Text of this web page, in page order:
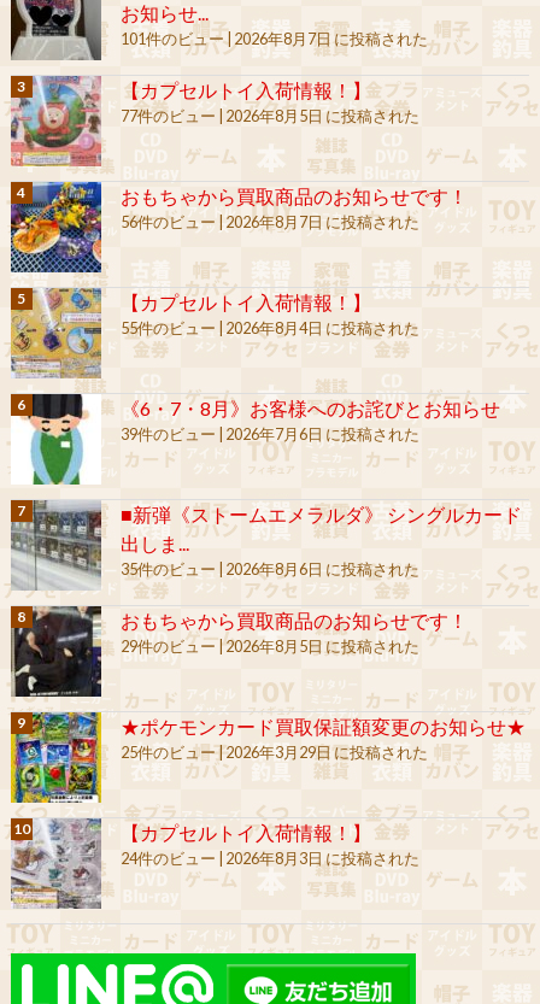
お知らせ...
101件のビュー| 2026年8月7日 に投稿された
【カプセルトイ入荷情報！】
77件のビュー 2026年8月5日 に投稿された
おもちゃから買取商品のお知らせです！
56件のビュー |2026年8月7日 に投稿された
【カプセルトイ入荷情報！】
55件のビュー 2026年8月4日 に投稿された
《6・7・8月》お客様へのお詫びとお知らせ
39件のビュー 2026年7月6日 に投稿された
■新弾《ストームエメラルダ》 シングルカード
出しま...
35件のビュー 2026年8月6日 に投稿された
おもちゃから買取商品のお知らせです！
29件のビュー|2026年8月5日 に投稿された
★ポケモンカード買取保証額変更のお知らせ★
25件のビュー|2026年3月29日 に投稿された
【カプセルトイ入荷情報！】
24件のビュー 2026年8月3日 に投稿された